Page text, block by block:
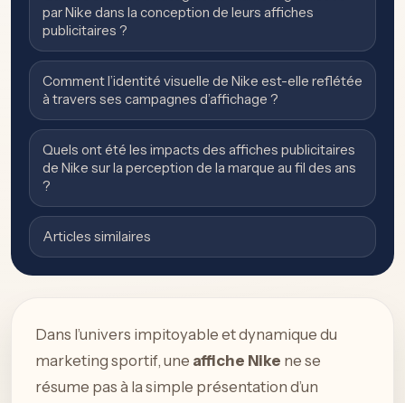
par Nike dans la conception de leurs affiches
publicitaires ?
Comment l’identité visuelle de Nike est-elle reflétée
à travers ses campagnes d’affichage ?
Quels ont été les impacts des affiches publicitaires
de Nike sur la perception de la marque au fil des ans
?
Articles similaires
Dans l’univers impitoyable et dynamique du
marketing sportif, une affiche Nike ne se
résume pas à la simple présentation d’un